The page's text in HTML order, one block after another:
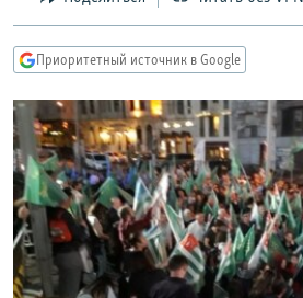
поиску
КАВКАЗ.РЕАЛИИ
СЕВЕР.РЕАЛИИ
РАСПИСАНИЕ ВЕЩАНИЯ
ПОДПИШИТЕСЬ НА РАССЫЛКУ
СОЦИАЛЬНЫЕ СЕТИ
Приоритетный источник в Google